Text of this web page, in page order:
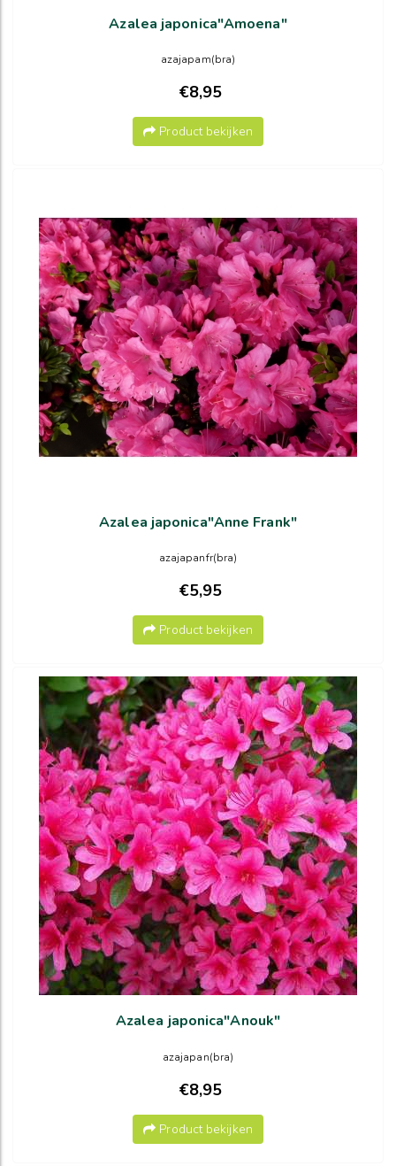
Azalea japonica"Amoena"
azajapam(bra)
€8,95
Product bekijken
Azalea japonica"Anne Frank"
azajapanfr(bra)
€5,95
Product bekijken
Azalea japonica"Anouk"
azajapan(bra)
€8,95
Product bekijken